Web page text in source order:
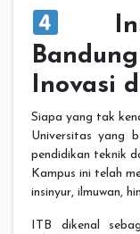
Inovasi
Siapa yang tak
Universitas yang
pendidikan teknik
Kampus ini telah
insinyur, ilmuwan,
ITB dikenal